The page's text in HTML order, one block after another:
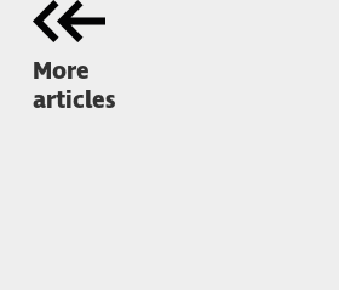
More
articles